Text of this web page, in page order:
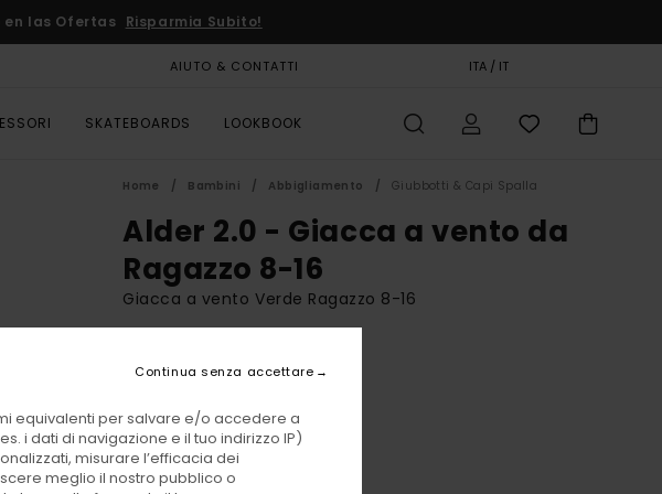
en las Ofertas Risparmia Subito!
AIUTO & CONTATTI ITA / IT
SKATEBOARDS LOOKBOOK
Home Bambini Abbigliamento Giubbotti & Capi Spalla
Alder 2.0 - Giacca a vento da
Ragazzo 8-16
Giacca a vento Verde Ragazzo 8-16
ColoriKhaki
equivalenti per salvare e/o accedere a
i dati di navigazione e il tuo indirizzo IP)
misurare l’efficacia dei
meglio il nostro pubblico o
Continua senza accettare